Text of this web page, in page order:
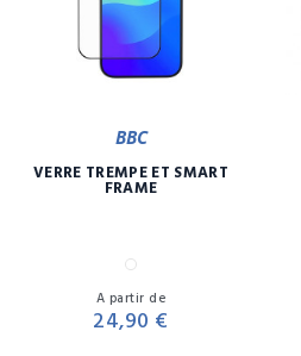
BBC
VERRE TREMPÉ ET SMART
FRAME
Transparent
A partir de
24,90 €